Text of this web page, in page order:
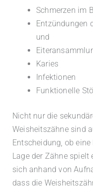
Schmerzen im
Entzündungen
und
Karies
Infektionen
Funktionelle
Nicht nur die
Weisheitszähne sind
Entscheidung, ob
Lage der Zähne spielt
sich anhand von
dass die